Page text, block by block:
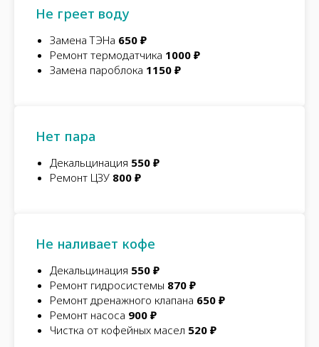
Не греет воду
Замена ТЭНа 650 ₽
Ремонт термодатчика 1000 ₽
Замена пароблока 1150 ₽
Нет пара
Декальцинация 550 ₽
Ремонт ЦЗУ 800 ₽
Не наливает кофе
Декальцинация 550 ₽
Ремонт гидросистемы 870 ₽
Ремонт дренажного клапана 650 ₽
Ремонт насоса 900 ₽
Чистка от кофейных масел 520 ₽